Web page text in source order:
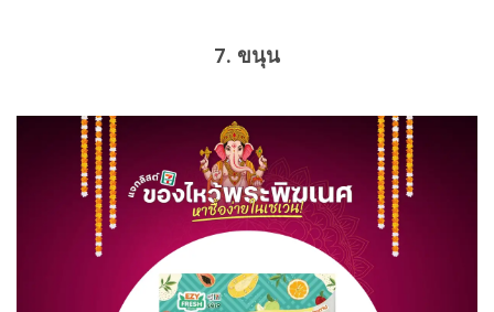
7. ขนุน